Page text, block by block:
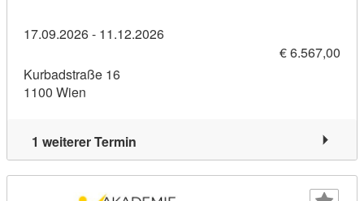
17.09.2026 - 11.12.2026
€ 6.567,00
Kurbadstraße 16
1100 Wien
1 weiterer Termin